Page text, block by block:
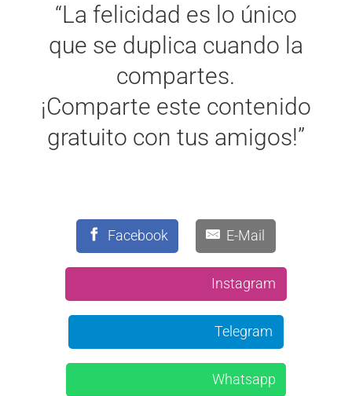
“La felicidad es lo único
que se duplica cuando la
compartes.
¡Comparte este contenido
gratuito con tus amigos!”
Facebook E-Mail
Instagram
Telegram
Whatsapp